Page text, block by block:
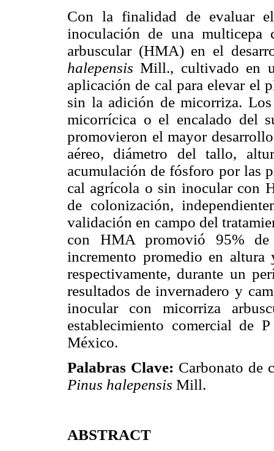
Con la finalidad de evaluar
inoculación de una multicepa
arbuscular (HMA) en el
halepensis Mill., cultivado en
aplicación de cal para elevar el
sin la adición de micorriza.
micorrícica o el encalado del
promovieron el mayor
aéreo, diámetro del tallo,
acumulación de fósforo por las
cal agrícola o sin inocular con
de colonización,
validación en campo del
con HMA promovió 95%
incremento promedio en
respectivamente, durante un
resultados de invernadero y
inocular con micorriza
establecimiento comercial de
México.
Palabras Clave: Carbonato de
Pinus halepensis Mill.
ABSTRACT